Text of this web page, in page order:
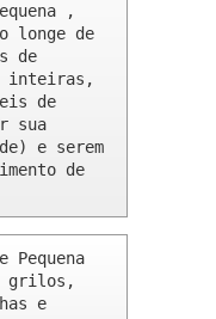
,
longe de
de
inteiras,
de
sua
e serem
de
Pequena
grilos,
e